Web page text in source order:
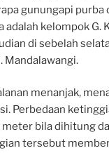
gunungapi purba
adalah kelompok G.
di sebelah
Mandalawangi.
menanjak,
Perbedaan
bila dihitung
tersebut